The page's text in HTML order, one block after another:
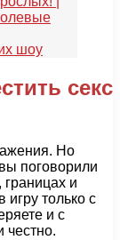
шоу
секс
Но
поговорили
и
игру только с
и с
честно.